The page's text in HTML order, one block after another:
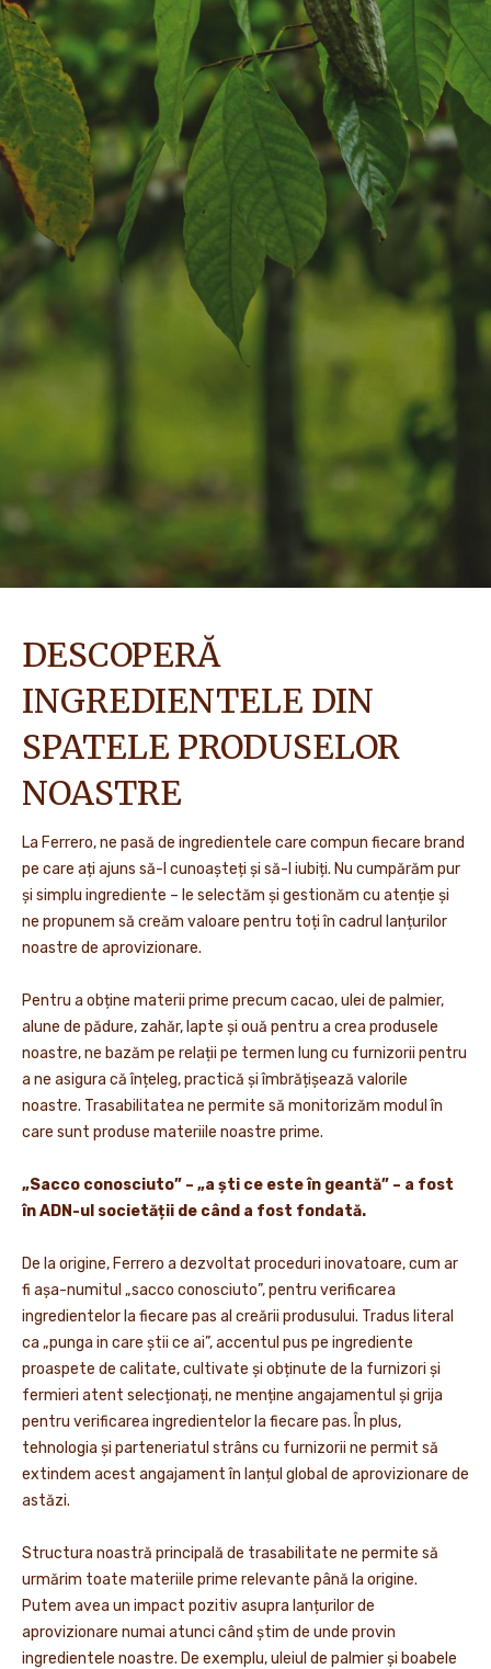
CARIERE
ȘTIRI ȘI ANUNȚURI
DESCOPERĂ
INGREDIENTELE DIN
SPATELE PRODUSELOR
NOASTRE
La Ferrero, ne pasă de ingredientele care compun fiecare brand
pe care ați ajuns să-l cunoașteți și să-l iubiți. Nu cumpărăm pur
și simplu ingrediente – le selectăm și gestionăm cu atenție și
ne propunem să creăm valoare pentru toți în cadrul lanțurilor
noastre de aprovizionare.
Pentru a obține materii prime precum cacao, ulei de palmier,
alune de pădure, zahăr, lapte și ouă pentru a crea produsele
noastre, ne bazăm pe relații pe termen lung cu furnizorii pentru
a ne asigura că înțeleg, practică și îmbrățișează valorile
noastre. Trasabilitatea ne permite să monitorizăm modul în
care sunt produse materiile noastre prime.
„Sacco conosciuto” – „a ști ce este în geantă” – a fost
în ADN-ul societății de când a fost fondată.
De la origine, Ferrero a dezvoltat proceduri inovatoare, cum ar
fi așa-numitul „sacco conosciuto”, pentru verificarea
ingredientelor la fiecare pas al creării produsului. Tradus literal
ca „punga in care știi ce ai”, accentul pus pe ingrediente
proaspete de calitate, cultivate și obținute de la furnizori și
fermieri atent selecționați, ne menține angajamentul și grija
pentru verificarea ingredientelor la fiecare pas. În plus,
tehnologia și parteneriatul strâns cu furnizorii ne permit să
extindem acest angajament în lanțul global de aprovizionare de
astăzi.
Structura noastră principală de trasabilitate ne permite să
urmărim toate materiile prime relevante până la origine.
Putem avea un impact pozitiv asupra lanțurilor de
aprovizionare numai atunci când știm de unde provin
ingredientele noastre. De exemplu, uleiul de palmier și boabele